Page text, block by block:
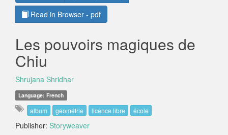
Read in Browser - pdf
Les pouvoirs magiques de
Chiu
Shrujana Shridhar
Language: French
album géométrie licence libre école
Publisher: Storyweaver